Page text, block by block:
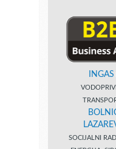
INGAS
SOCIJALNI